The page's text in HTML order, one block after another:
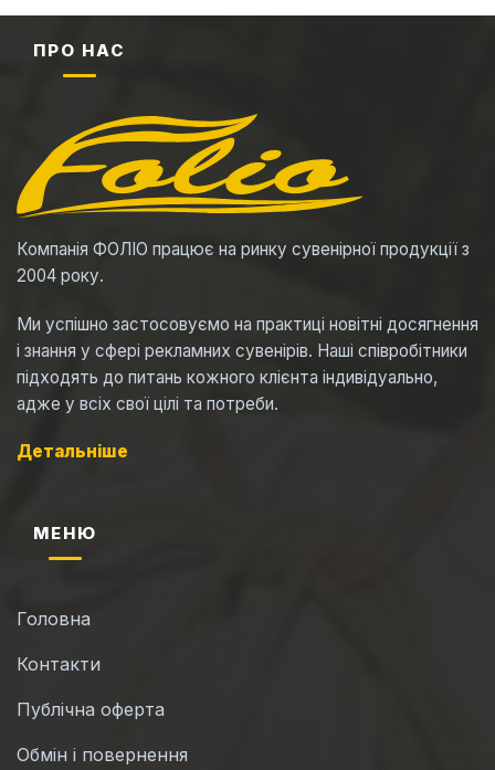
ПРО НАС
Компанія ФОЛІО працює на ринку сувенірної продукції з
2004 року.
Ми успішно застосовуємо на практиці новітні досягнення
і знання у сфері рекламних сувенірів. Наші співробітники
підходять до питань кожного клієнта індивідуально,
адже у всіх свої цілі та потреби.
Детальніше
МЕНЮ
Головна
Контакти
Публічна оферта
Обмін і повернення